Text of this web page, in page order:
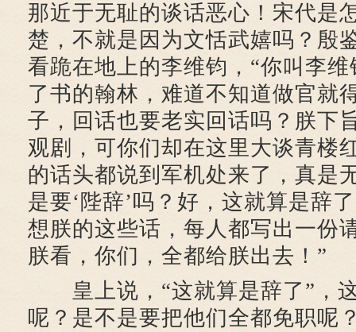
那近于无耻的谈话恶心！宋代是
楚，不就是因为文恬武嬉吗？殷
看跪在地上的李维钧，“你叫李
了书的翰林，难道不知道做官就
子，回话也要老实回话吗？朕下
观剧，可你们却在这里大谈青楼
的话头都说到军机处来了，真是
是要‘陛辞’吗？好，这就算是辞
想朕的这些话，每人都写出一份
朕看，你们，全都给朕出去！”
皇上说，“这就算是辞了”，
呢？是不是要把他们全都免职呢